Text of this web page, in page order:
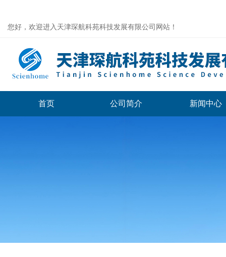
您好，欢迎进入天津琛航科苑科技发展有限公司网站！
首页 公司简介 新闻中心